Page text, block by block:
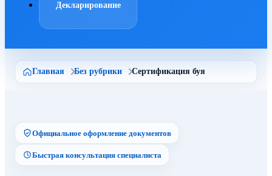
Декларирование
Главная Без рубрики Сертификация буя
Официальное оформление документов
Быстрая консультация специалиста